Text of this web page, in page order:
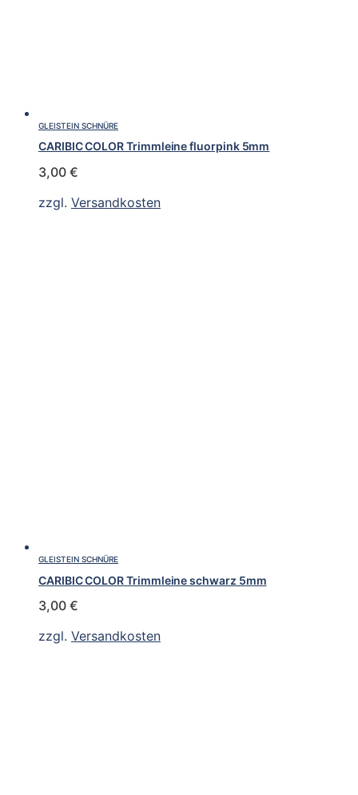
GLEISTEIN SCHNÜRE
CARIBIC COLOR Trimmleine fluorpink 5mm
3,00 €
zzgl. Versandkosten
GLEISTEIN SCHNÜRE
CARIBIC COLOR Trimmleine schwarz 5mm
3,00 €
zzgl. Versandkosten